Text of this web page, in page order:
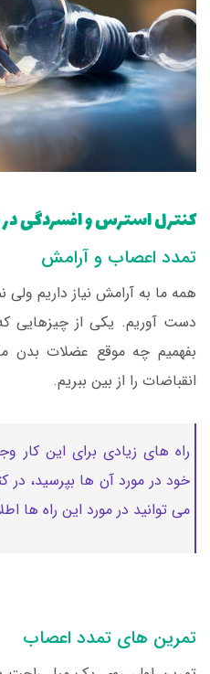
کنترل استرس و افسردگی در
تمدد اعصاب و آرامش
همه ما به آرامش نیاز داریم ولی
دست آوریم. یکی از چیزهایی
بفهمیم چه موقع عضلات بدن
انقباضات را از بین ببریم.
راه های زیادی برای این کار
خود در مورد آن ها بپرسید،
می توانید در مورد این راه ها
تمرین های تمدد اعصاب